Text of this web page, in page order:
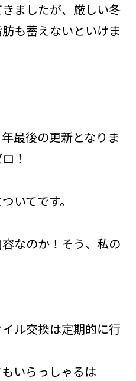
ましたが、厳しい冬
も蓄えないといけま
最後の更新となりま
！
いてです。
なのか！そう、私の
ル交換は定期的に行
いらっしゃるは